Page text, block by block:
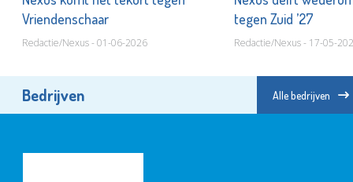
Vriendenschaar
Redactie/Nexus - 01-06-2026
tegen Zuid ’27
Redactie/Nexus - 17-05-
Bedrijven Alle bedrijven